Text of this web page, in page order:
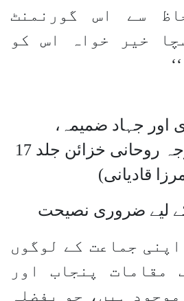
سے اس گورنمنٹ
خیر خواہ اس کو
ہے۔‘‘
اور جہاد ضمیمہ،
صفحہ 6، 7، مندرجہ روحانی خزائن جلد 17
لیے ضروری نصیحت
جماعت کے لوگوں
مقامات پنجاب اور
ہیں، جو بفضلہ